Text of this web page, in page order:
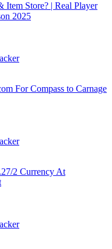
Store? | Real Player
2025
For Compass to Carnage
2 Currency At